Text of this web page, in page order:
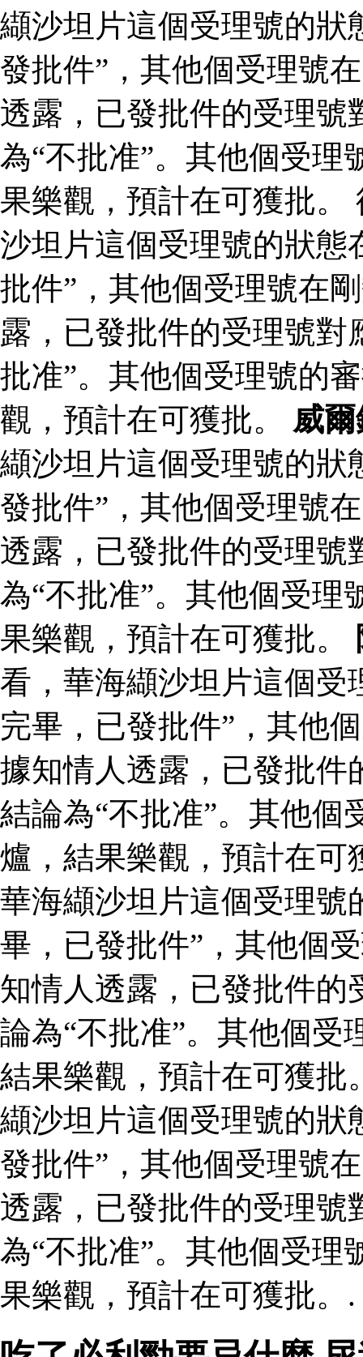
纈沙坦片這個受理號的狀
發批件”，其他個受理號
透露，已發批件的受理號
為“不批准”。其他個受理
果樂觀，預計在可獲批。
沙坦片這個受理號的狀態
批件”，其他個受理號在
露，已發批件的受理號對
批准”。其他個受理號的
觀，預計在可獲批。 威
纈沙坦片這個受理號的狀
發批件”，其他個受理號
透露，已發批件的受理號
為“不批准”。其他個受理
果樂觀，預計在可獲批。
看，華海纈沙坦片這個受
完畢，已發批件”，其他
據知情人透露，已發批件
結論為“不批准”。其他個
爐，結果樂觀，預計在可
華海纈沙坦片這個受理號
畢，已發批件”，其他個
知情人透露，已發批件的
論為“不批准”。其他個受
結果樂觀，預計在可獲批
纈沙坦片這個受理號的狀
發批件”，其他個受理號
透露，已發批件的受理號
為“不批准”。其他個受理
果樂觀，預計在可獲批。.